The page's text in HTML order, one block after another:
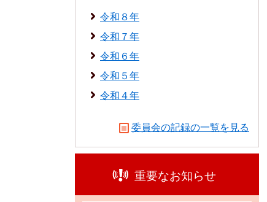
令和８年
令和７年
令和６年
令和５年
令和４年
委員会の記録の一覧を見る
重要なお知らせ